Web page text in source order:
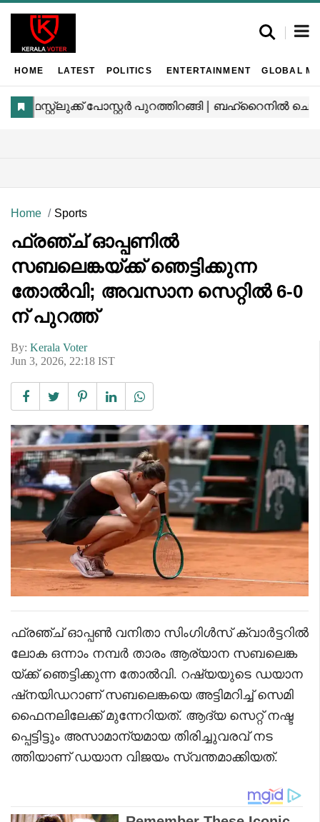
HOME LATEST POLITICS ENTERTAINMENT GLOBAL
Home Sports
ഫ്രഞ്ച് ഓപ്പണിൽ
സബലെങ്കയ്ക്ക് ഞെട്ടിക്കുന്ന
തോൽവി; അവസാന സെറ്റിൽ 6-0
ന് പുറത്ത്
By: Kerala Voter
Jun 3, 2026, 22:18 IST
ഫ്രഞ്ച് ഓപ്പൺ വനിതാ സിംഗിൾസ് ക്വാർട്ടറിൽ
ലോക ഒന്നാം നമ്പർ താരം ആര്യാന സബലെങ്ക
യ്ക്ക് ഞെട്ടിക്കുന്ന തോൽവി. റഷ്യയുടെ ഡയാന
ഷ്‌നയിഡറാണ് സബലെങ്കയെ അട്ടിമറിച്ച് സെമി
ഫൈനലിലേക്ക് മുന്നേറിയത്. ആദ്യ സെറ്റ് നഷ്ട
പ്പെട്ടിട്ടും അസാമാന്യമായ തിരിച്ചുവരവ് നട
ത്തിയാണ് ഡയാന വിജയം സ്വന്തമാക്കിയത്.